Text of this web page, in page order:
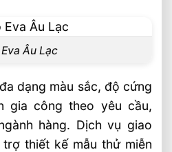
Âu Lạc
dạng màu sắc, độ cứng
gia công theo yêu cầu,
hàng. Dịch vụ giao
thiết kế mẫu thử miễn